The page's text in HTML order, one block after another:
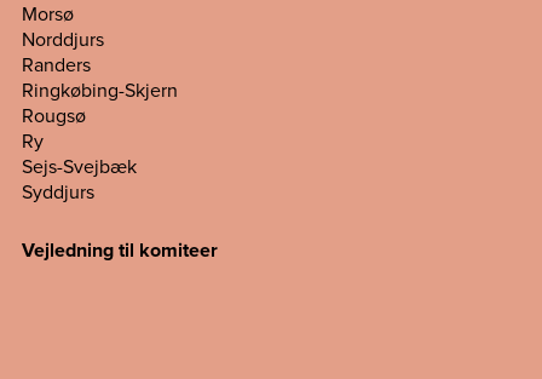
Morsø
Norddjurs
Randers
Ringkøbing-Skjern
Rougsø
Ry
Sejs-Svejbæk
Syddjurs
Vejledning til komiteer